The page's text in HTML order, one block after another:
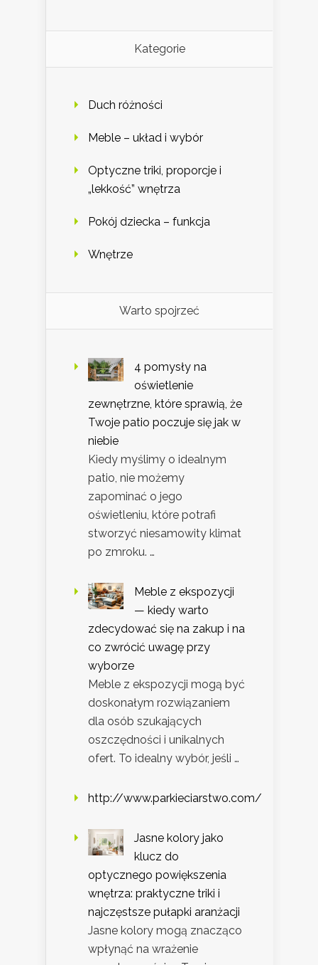
Kategorie
Duch różności
Meble – układ i wybór
Optyczne triki, proporcje i
„lekkość” wnętrza
Pokój dziecka – funkcja
Wnętrze
Warto spojrzeć
4 pomysły na
oświetlenie
zewnętrzne, które sprawią, że
Twoje patio poczuje się jak w
niebie
Kiedy myślimy o idealnym
patio, nie możemy
zapominać o jego
oświetleniu, które potrafi
stworzyć niesamowity klimat
po zmroku. …
Meble z ekspozycji
— kiedy warto
zdecydować się na zakup i na
co zwrócić uwagę przy
wyborze
Meble z ekspozycji mogą być
doskonałym rozwiązaniem
dla osób szukających
oszczędności i unikalnych
ofert. To idealny wybór, jeśli …
http://www.parkieciarstwo.com/
Jasne kolory jako
klucz do
optycznego powiększenia
wnętrza: praktyczne triki i
najczęstsze pułapki aranżacji
Jasne kolory mogą znacząco
wpłynąć na wrażenie